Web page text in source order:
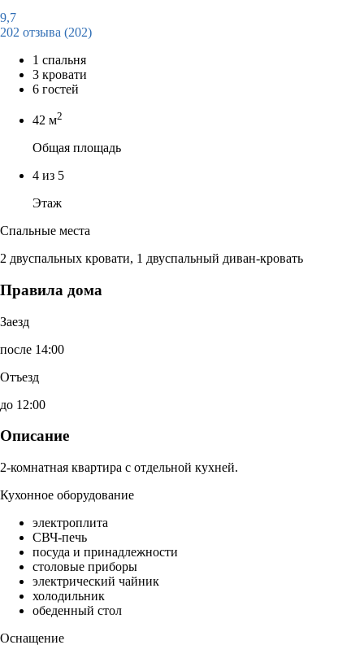
9,7
202 отзыва (202)
1 спальня
3 кровати
6 гостей
42 м2
Общая площадь
4 из 5
Этаж
Спальные места
2 двуспальных кровати, 1 двуспальный диван-кровать
Правила дома
Заезд
после 14:00
Отъезд
до 12:00
Описание
2-комнатная квартира с отдельной кухней.
Кухонное оборудование
электроплита
СВЧ-печь
посуда и принадлежности
столовые приборы
электрический чайник
холодильник
обеденный стол
Оснащение